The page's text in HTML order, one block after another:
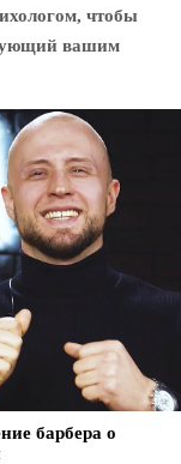
чтобы
вашим
барбера о